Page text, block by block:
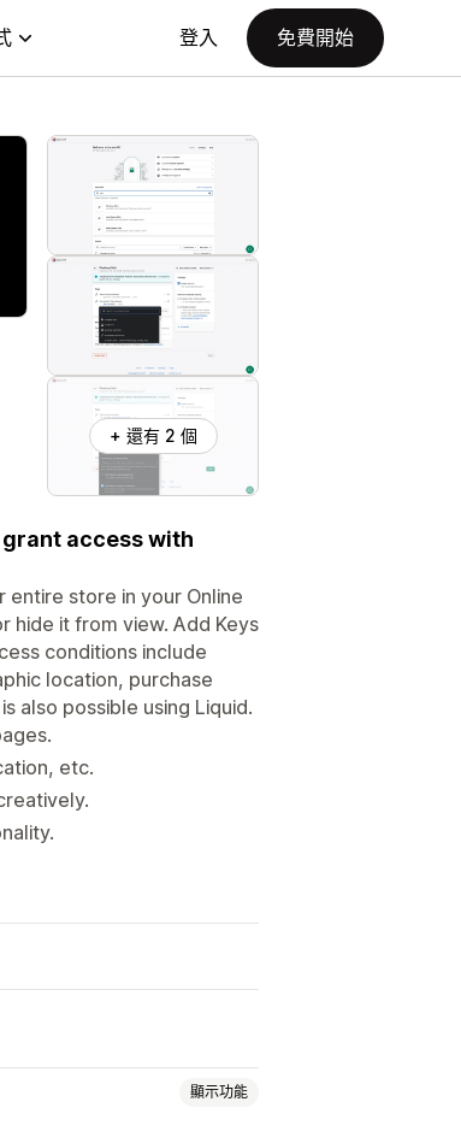
登入 免費開始
+ 還有 2 個
access with
store in your Online
hide it from view. Add Keys
conditions include
location, purchase
also possible using Liquid.
etc.
顯示功能